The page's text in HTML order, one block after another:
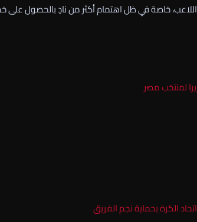
خاصة في ظل اهتمام أكثر من نادٍ بالحصول على
لمنتخب مصر
الكرة بحماية نجم الفريق